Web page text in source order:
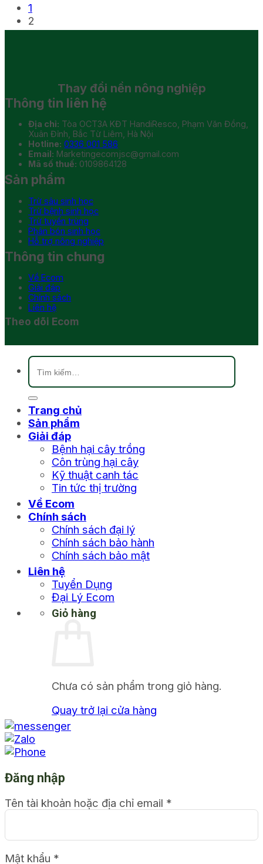
1
2
Thay đổi nền nông nghiệp
Thông tin liên hệ
Địa chỉ: Tòa OCT3A KĐT HandiResco, Phạm Văn Đồng,
Xuân Đỉnh, Bắc Từ Liêm, Hà Nội
Hotline: 0336 001 586
Email: Marketingecomjsc@gmail.com
Mã số thuế: 0109864128
Sản phẩm
Trừ sâu sinh học
Trừ bệnh sinh học
Trừ tuyến trùng
Phân bón sinh học
Hỗ trợ nông nghiệp
Thông tin chung
Về Ecom
Giải đáp
Chính sách
Liên hệ
Theo dõi Ecom
Tìm
kiếm:
Trang chủ
Sản phẩm
Giải đáp
Bệnh hại cây trồng
Côn trùng hại cây
Kỹ thuật canh tác
Tin tức thị trường
Về Ecom
Chính sách
Chính sách đại lý
Chính sách bảo hành
Chính sách bảo mật
Liên hệ
Tuyển Dụng
Đại Lý Ecom
Giỏ hàng
Chưa có sản phẩm trong giỏ hàng.
Quay trở lại cửa hàng
Đăng nhập
Tên tài khoản hoặc địa chỉ email *
Mật khẩu *